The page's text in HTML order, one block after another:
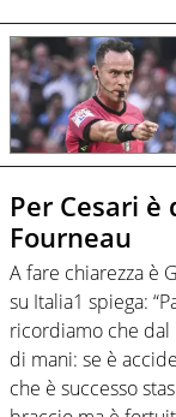
Per Cesari
Fourneau
A fare chiarezza è
su Italia1 spiega:
ricordiamo che dal
di mani: se è
che è successo